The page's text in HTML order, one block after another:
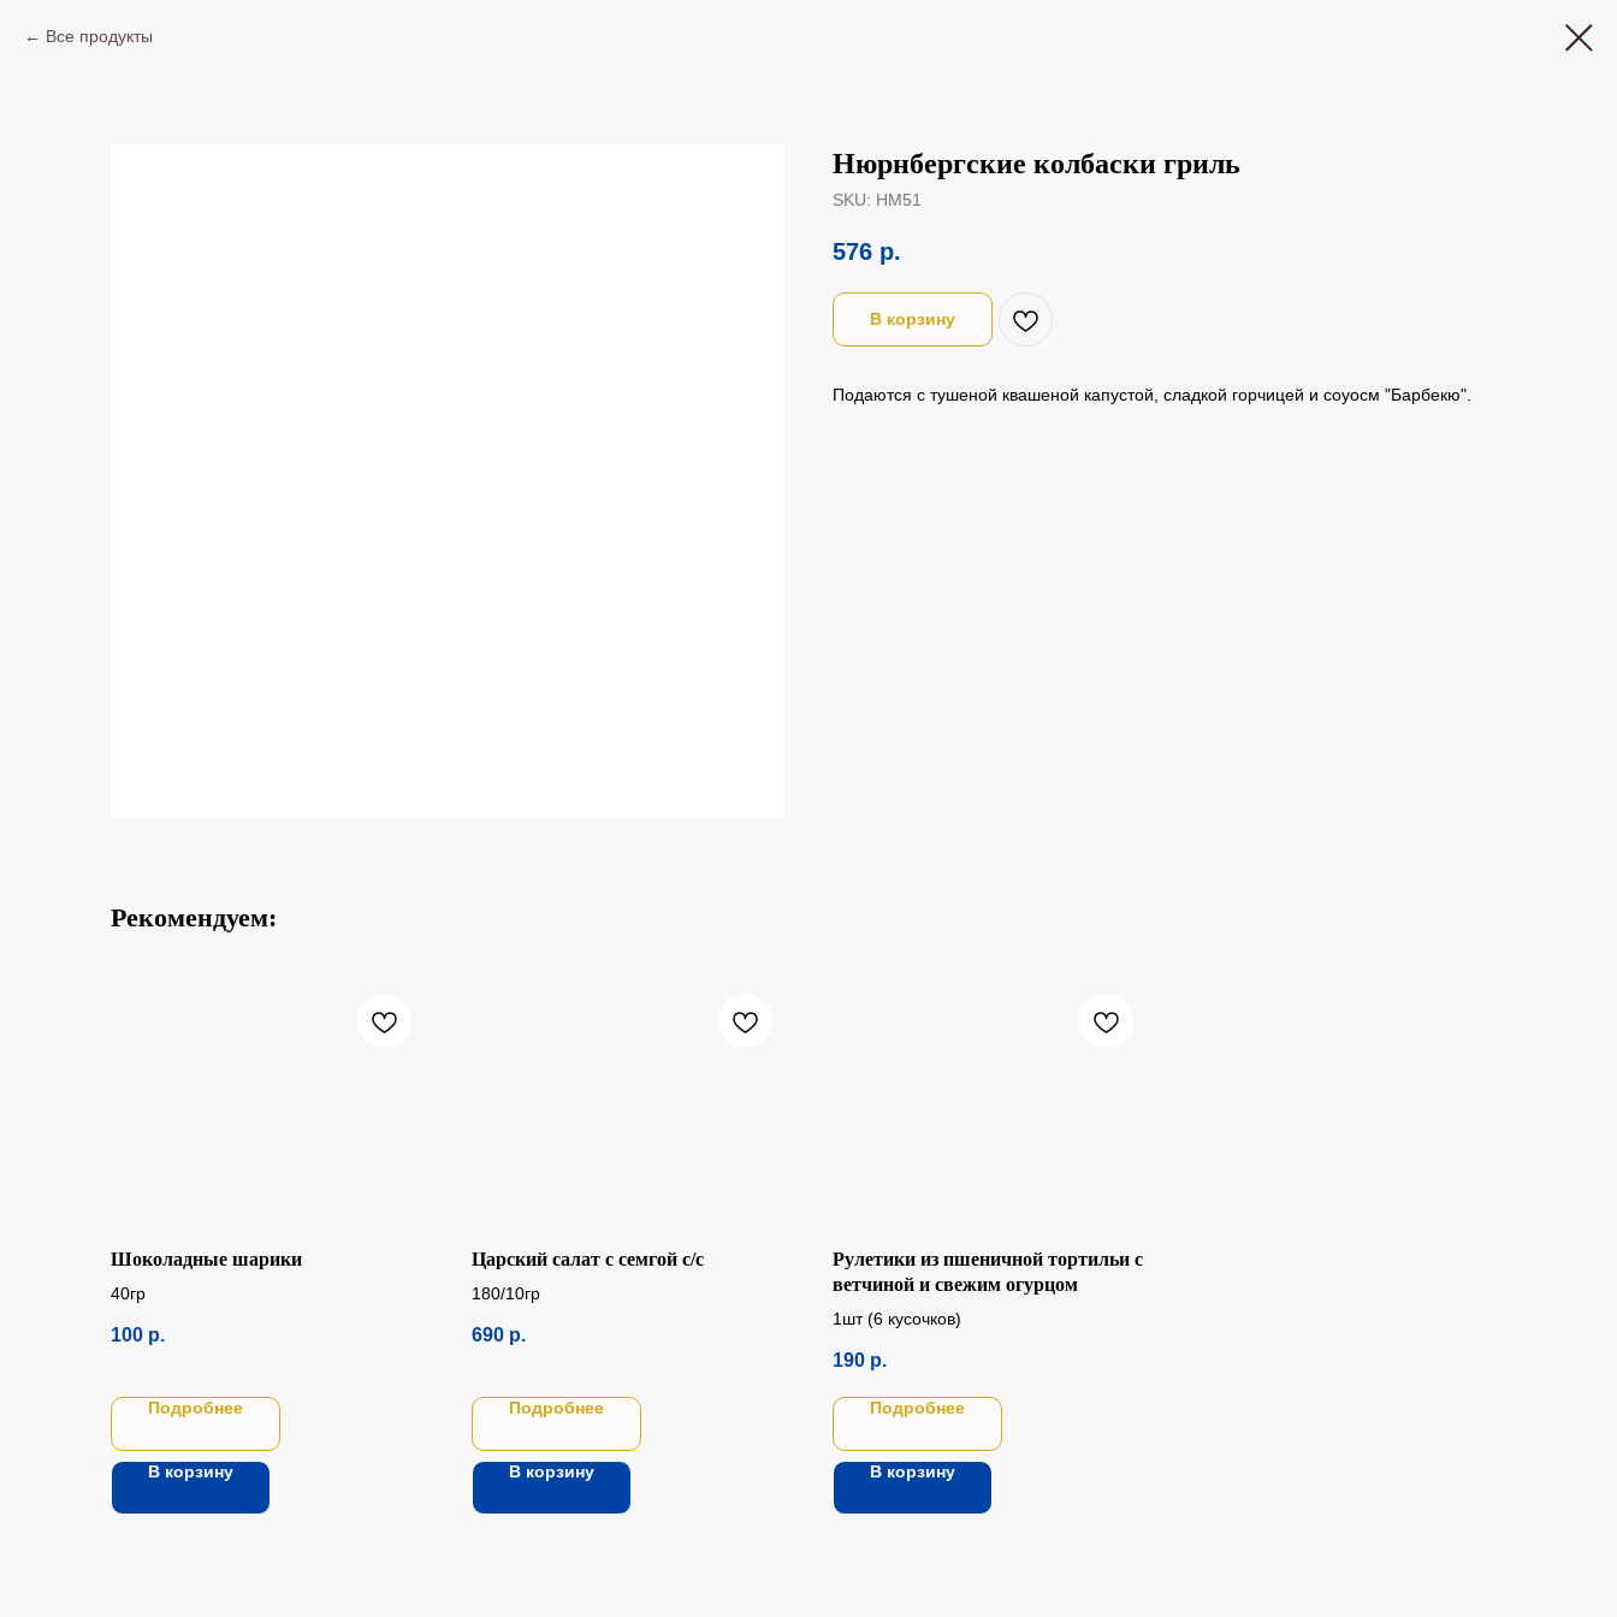
Все продукты
Нюрнбергские колбаски гриль
SKU: НМ51
576 р.
В корзину
Подаются с тушеной квашеной капустой, сладкой горчицей и соуосм "Барбекю".
Рекомендуем:
Шоколадные шарики
40гр
100 р.
Подробнее
В корзину
Царский салат с семгой с/с
180/10гр
690 р.
Подробнее
В корзину
Рулетики из пшеничной тортильи с
ветчиной и свежим огурцом
1шт (6 кусочков)
190 р.
Подробнее
В корзину